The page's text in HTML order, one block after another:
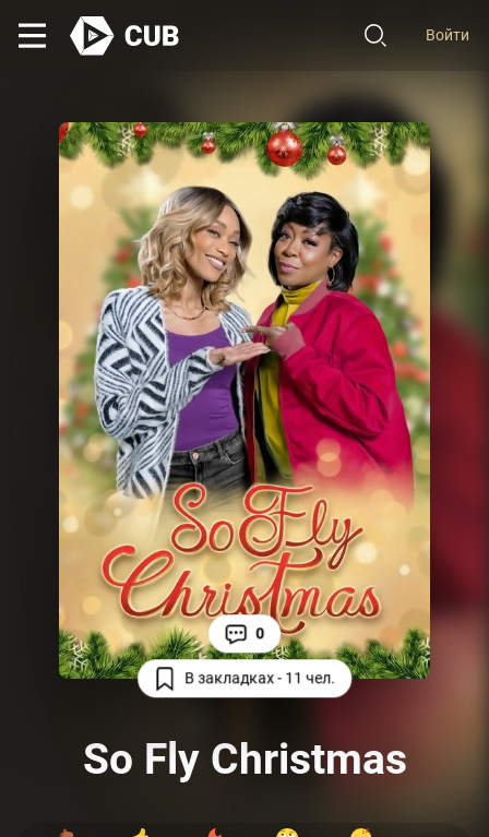
Войти
В закладках - 11 чел.
0
So Fly Christmas